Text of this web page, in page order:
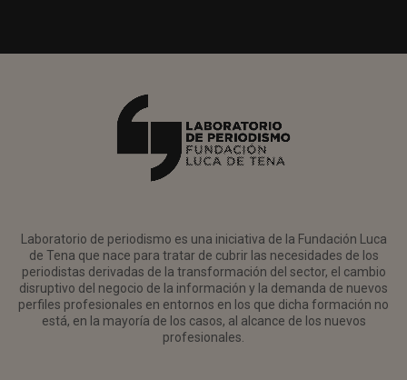
Laboratorio de periodismo es una iniciativa de la Fundación Luca
de Tena que nace para tratar de cubrir las necesidades de los
periodistas derivadas de la transformación del sector, el cambio
disruptivo del negocio de la información y la demanda de nuevos
perfiles profesionales en entornos en los que dicha formación no
está, en la mayoría de los casos, al alcance de los nuevos
profesionales.